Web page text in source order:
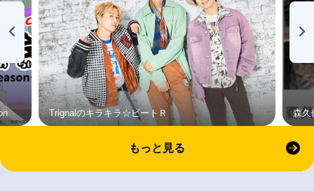
Trignalのキラキラ☆ビートＲ 森久
もっと見る